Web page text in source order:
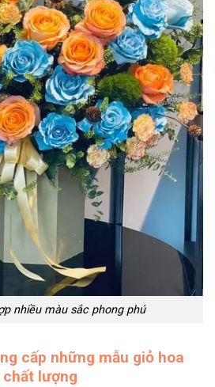
nhiều màu sắc phong phú
cấp những mẫu giỏ hoa
lượng